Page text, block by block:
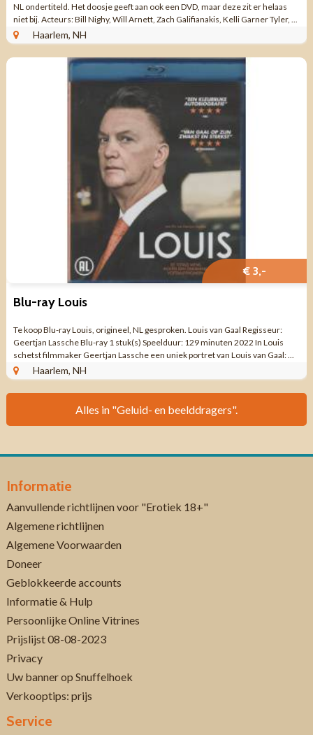
NL ondertiteld. Het doosje geeft aan ook een DVD, maar deze zit er helaas
niet bij. Acteurs: Bill Nighy, Will Arnett, Zach Galifianakis, Kelli Garner Tyler, ...
Haarlem, NH
€ 3,-
Blu-ray Louis
Te koop Blu-ray Louis, origineel, NL gesproken. Louis van Gaal Regisseur:
Geertjan Lassche Blu-ray 1 stuk(s) Speelduur: 129 minuten 2022 In Louis
schetst filmmaker Geertjan Lassche een uniek portret van Louis van Gaal: ...
Haarlem, NH
Alles in "Geluid- en beelddragers".
Informatie
Aanvullende richtlijnen voor "Erotiek 18+"
Algemene richtlijnen
Algemene Voorwaarden
Doneer
Geblokkeerde accounts
Informatie & Hulp
Persoonlijke Online Vitrines
Prijslijst 08-08-2023
Privacy
Uw banner op Snuffelhoek
Verkooptips: prijs
Service